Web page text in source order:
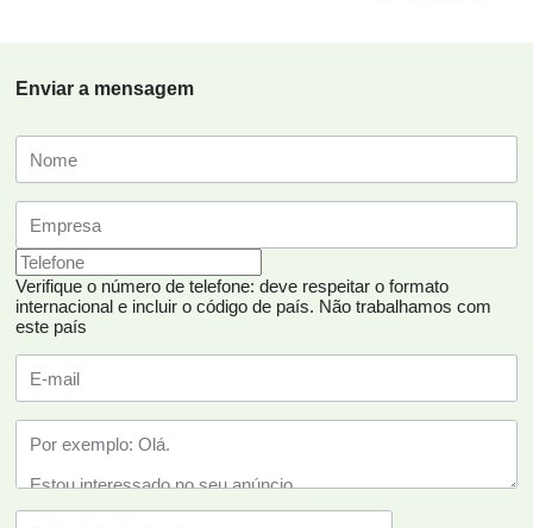
Enviar a mensagem
Verifique o número de telefone: deve respeitar o formato
internacional e incluir o código de país. Não trabalhamos com
este país